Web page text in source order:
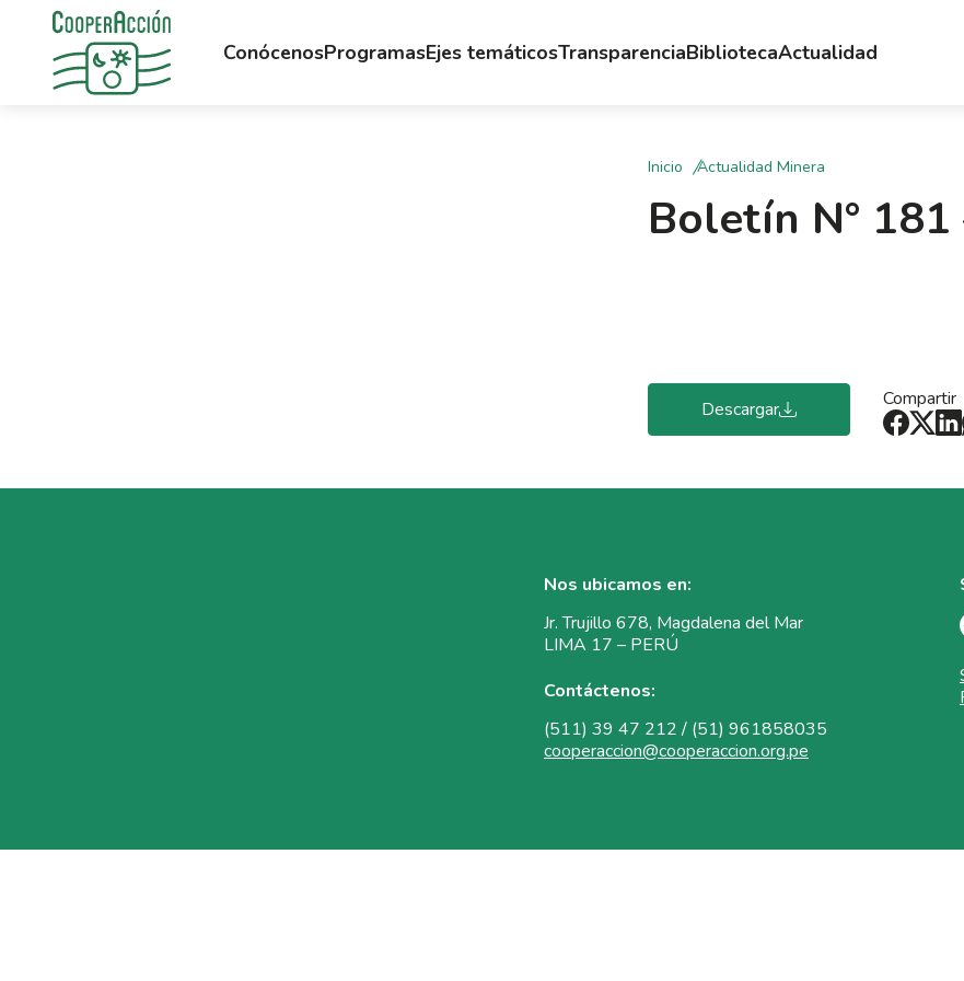
ConócenosProgramasEjes temáticosTransparenciaBibliotecaActualidad
Inicio Actualidad Minera
Boletín N°
Descargar Compartir
Nos ubicamos en:
Jr. Trujillo 678, Magdalena del Mar
LIMA 17 – PERÚ
Contáctenos:
(511) 39 47 212 / (51) 961858035
cooperaccion@cooperaccion.org.pe